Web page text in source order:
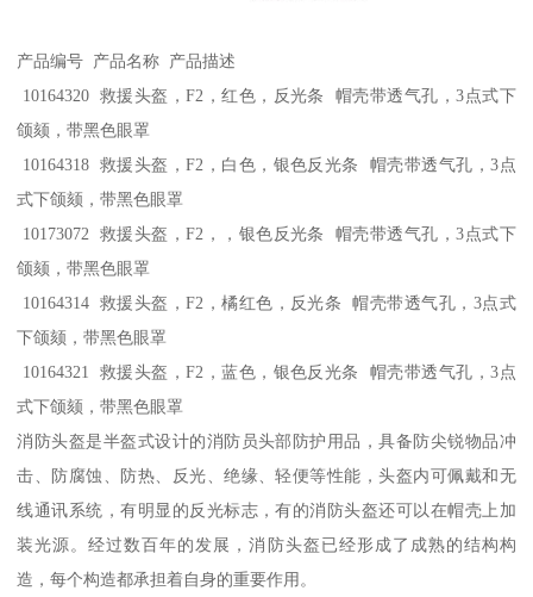
产品编号 产品名称 产品描述
10164320 救援头盔，F2，红色，反光条 帽壳带透气孔，3点式下
颌颏，带黑色眼罩
10164318 救援头盔，F2，白色，银色反光条 帽壳带透气孔，3点
式下颌颏，带黑色眼罩
10173072 救援头盔，F2，，银色反光条 帽壳带透气孔，3点式下
颌颏，带黑色眼罩
10164314 救援头盔，F2，橘红色，反光条 帽壳带透气孔，3点式
下颌颏，带黑色眼罩
10164321 救援头盔，F2，蓝色，银色反光条 帽壳带透气孔，3点
式下颌颏，带黑色眼罩
消防头盔是半盔式设计的消防员头部防护用品，具备防尖锐物品冲
击、防腐蚀、防热、反光、绝缘、轻便等性能，头盔内可佩戴和无
线通讯系统，有明显的反光标志，有的消防头盔还可以在帽壳上加
装光源。经过数百年的发展，消防头盔已经形成了成熟的结构构
造，每个构造都承担着自身的重要作用。